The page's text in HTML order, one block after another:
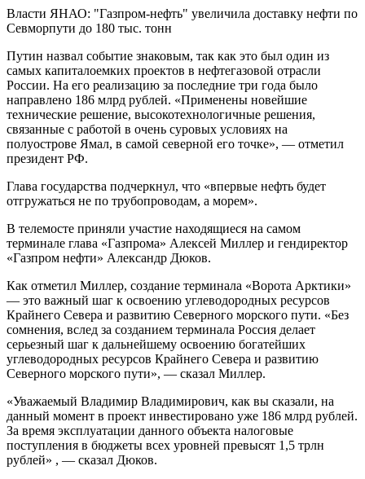
Власти ЯНАО: "Газпром-нефть" увеличила доставку нефти по
Севморпути до 180 тыс. тонн
Путин назвал событие знаковым, так как это был один из
самых капиталоемких проектов в нефтегазовой отрасли
России. На его реализацию за последние три года было
направлено 186 млрд рублей. «Применены новейшие
технические решение, высокотехнологичные решения,
связанные с работой в очень суровых условиях на
полуострове Ямал, в самой северной его точке», — отметил
президент РФ.
Глава государства подчеркнул, что «впервые нефть будет
отгружаться не по трубопроводам, а морем».
В телемосте приняли участие находящиеся на самом
терминале глава «Газпрома» Алексей Миллер и гендиректор
«Газпром нефти» Александр Дюков.
Как отметил Миллер, создание терминала «Ворота Арктики»
— это важный шаг к освоению углеводородных ресурсов
Крайнего Севера и развитию Северного морского пути. «Без
сомнения, вслед за созданием терминала Россия делает
серьезный шаг к дальнейшему освоению богатейших
углеводородных ресурсов Крайнего Севера и развитию
Северного морского пути», — сказал Миллер.
«Уважаемый Владимир Владимирович, как вы сказали, на
данный момент в проект инвестировано уже 186 млрд рублей.
За время эксплуатации данного объекта налоговые
поступления в бюджеты всех уровней превысят 1,5 трлн
рублей» , — сказал Дюков.